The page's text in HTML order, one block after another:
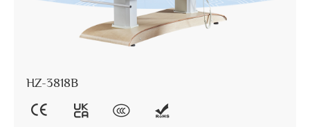
HZ-3818B